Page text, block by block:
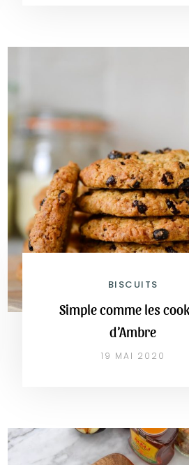
BISCUITS
Simple comme les
d’Ambre
19 MAI 2020